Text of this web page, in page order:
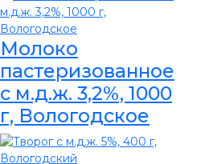
Молоко
пастеризованное
с м.д.ж. 3,2%, 1000
г, Вологодское